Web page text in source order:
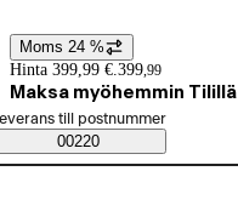
Prisinformation
Moms 24 %
Hinta 399,99 €. 399,99
Maksa myöhemmin Tilillä
Saatavuustiedot
beställningssätt
till postnummer
00220